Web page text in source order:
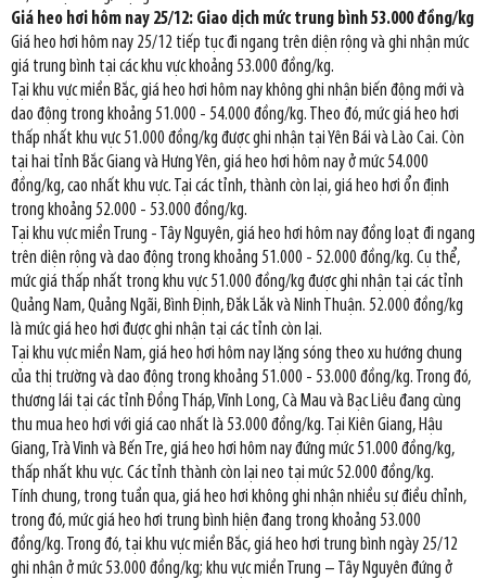
Giá heo hơi hôm nay 25/12: Giao dịch mức trung bình 53.000 đồng/kg
Giá heo hơi hôm nay 25/12 tiếp tục đi ngang trên diện rộng và ghi nhận mức
giá trung bình tại các khu vực khoảng 53.000 đồng/kg.
Tại khu vực miền Bắc, giá heo hơi hôm nay không ghi nhận biến động mới và
dao động trong khoảng 51.000 - 54.000 đồng/kg. Theo đó, mức giá heo hơi
thấp nhất khu vực 51.000 đồng/kg được ghi nhận tại Yên Bái và Lào Cai. Còn
tại hai tỉnh Bắc Giang và Hưng Yên, giá heo hơi hôm nay ở mức 54.000
đồng/kg, cao nhất khu vực. Tại các tỉnh, thành còn lại, giá heo hơi ổn định
trong khoảng 52.000 - 53.000 đồng/kg.
Tại khu vực miền Trung - Tây Nguyên, giá heo hơi hôm nay đồng loạt đi ngang
trên diện rộng và dao động trong khoảng 51.000 - 52.000 đồng/kg. Cụ thể,
mức giá thấp nhất trong khu vực 51.000 đồng/kg được ghi nhận tại các tỉnh
Quảng Nam, Quảng Ngãi, Bình Định, Đắk Lắk và Ninh Thuận. 52.000 đồng/kg
là mức giá heo hơi được ghi nhận tại các tỉnh còn lại.
Tại khu vực miền Nam, giá heo hơi hôm nay lặng sóng theo xu hướng chung
của thị trường và dao động trong khoảng 51.000 - 53.000 đồng/kg. Trong đó,
thương lái tại các tỉnh Đồng Tháp, Vĩnh Long, Cà Mau và Bạc Liêu đang cùng
thu mua heo hơi với giá cao nhất là 53.000 đồng/kg. Tại Kiên Giang, Hậu
Giang, Trà Vinh và Bến Tre, giá heo hơi hôm nay đứng mức 51.000 đồng/kg,
thấp nhất khu vực. Các tỉnh thành còn lại neo tại mức 52.000 đồng/kg.
Tính chung, trong tuần qua, giá heo hơi không ghi nhận nhiều sự điều chỉnh,
trong đó, mức giá heo hơi trung bình hiện đang trong khoảng 53.000
đồng/kg. Trong đó, tại khu vực miền Bắc, giá heo hơi trung bình ngày 25/12
ghi nhận ở mức 53.000 đồng/kg; khu vực miền Trung – Tây Nguyên đứng ở